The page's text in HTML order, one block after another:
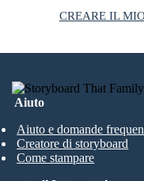
CREARE IL
Aiuto
Aiuto e domande
Creatore di storyboard
Come stampare